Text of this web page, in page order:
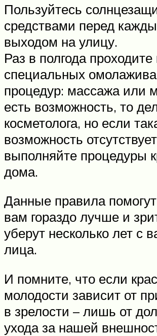
Пользуйтесь
средствами перед
выходом на улицу.
Раз в полгода проходите
специальных
процедур: массажа или
есть возможность, то
косметолога, но если
возможность
выполняйте процедуры
дома.
Данные правила
вам гораздо лучше и
уберут несколько лет с
лица.
И помните, что если
молодости зависит от
в зрелости – лишь от
ухода за нашей